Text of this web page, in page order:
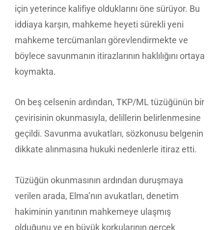
için yeterince kalifiye olduklarını öne sürüyor. Bu
iddiaya karşın, mahkeme heyeti sürekli yeni
mahkeme tercümanları görevlendirmekte ve
böylece savunmanın itirazlarının haklılığını ortaya
koymakta.
On beş celsenin ardından, TKP/ML tüzüğünün bir
çevirisinin okunmasıyla, delillerin belirlenmesine
geçildi. Savunma avukatları, sözkonusu belgenin
dikkate alınmasına hukuki nedenlerle itiraz etti.
Tüzüğün okunmasının ardından duruşmaya
verilen arada, Elma’nın avukatları, denetim
hakiminin yanıtının mahkemeye ulaşmış
olduğunu ve en büyük korkularının gerçek